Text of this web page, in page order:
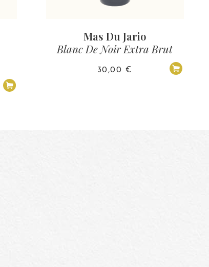
Mas Du Jario
Blanc De Noir Extra Brut
30,00 €